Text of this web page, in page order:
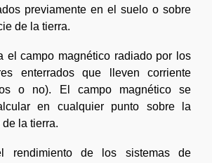
previamente en el suelo o sobre
de la tierra.
el campo magnético radiado por los
enterrados que lleven corriente
o no). El campo magnético se
en cualquier punto sobre la
la tierra.
rendimiento de los sistemas de